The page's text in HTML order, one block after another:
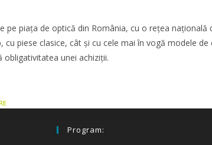
pe piața de optică din România, cu o rețea națională
piese clasice, cât și cu cele mai în vogă modele
unei achiziții.
Program: